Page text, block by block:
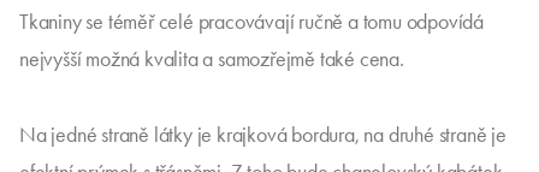
Tkaniny se téměř celé pracovávají ručně a tomu odpovídá
nejvyšší možná kvalita a samozřejmě také cena.
Na jedné straně látky je krajková bordura, na druhé straně je